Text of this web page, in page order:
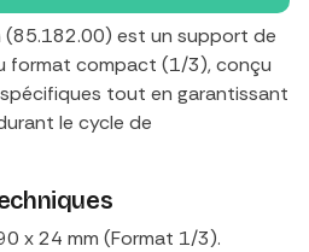
(85.182.00) est un support de
format compact (1/3), conçu
tout en garantissant
le cycle de
x 24 mm (Format 1/3).